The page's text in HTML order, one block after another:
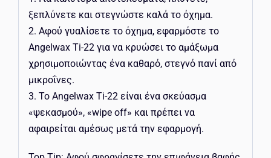
ξεπλύνετε και στεγνώστε καλά το όχημα.
2. Αφού γυαλίσετε το όχημα, εφαρμόστε το
Angelwax Ti-22 για να κρυώσει το αμάξωμα
χρησιμοποιώντας ένα καθαρό, στεγνό πανί από
μικροΐνες.
3. Το Angelwax Ti-22 είναι ένα σκεύασμα
«ψεκασμού», «wipe off» και πρέπει να
αφαιρείται αμέσως μετά την εφαρμογή.